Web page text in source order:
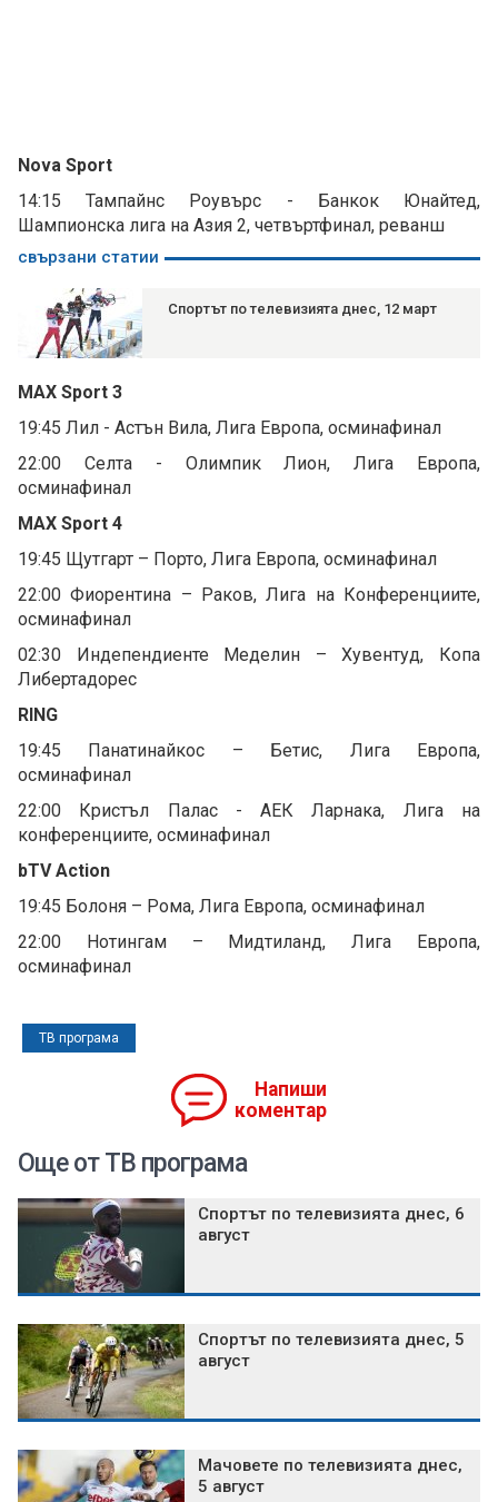
Nova Sport
14:15 Тампайнс Роувърс - Банкок Юнайтед,
Шампионска лига на Азия 2, четвъртфинал, реванш
свързани статии
Спортът по телевизията днес, 12 март
MAX Sport 3
19:45 Лил - Астън Вила, Лига Европа, осминафинал
22:00 Селта - Олимпик Лион, Лига Европа,
осминафинал
MAX Sport 4
19:45 Щутгарт – Порто, Лига Европа, осминафинал
22:00 Фиорентина – Раков, Лига на Конференциите,
осминафинал
02:30 Индепендиенте Меделин – Хувентуд, Копа
Либертадорес
RING
19:45 Панатинайкос – Бетис, Лига Европа,
осминафинал
22:00 Кристъл Палас - АЕК Ларнака, Лига на
конференциите, осминафинал
bTV Action
19:45 Болоня – Рома, Лига Европа, осминафинал
22:00 Нотингам – Мидтиланд, Лига Европа,
осминафинал
ТВ програма
Напиши
коментар
Още от ТВ програма
Спортът по телевизията днес, 6
август
Спортът по телевизията днес, 5
август
Мачовете по телевизията днес,
5 август